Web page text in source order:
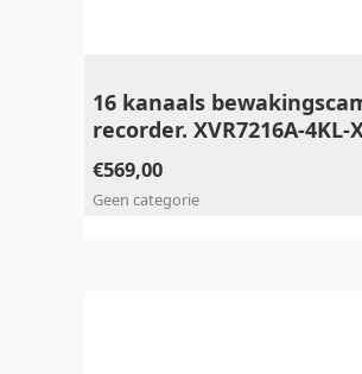
16 kanaals
recorder. XVR7216A-4KL-
€569,00
Geen categorie